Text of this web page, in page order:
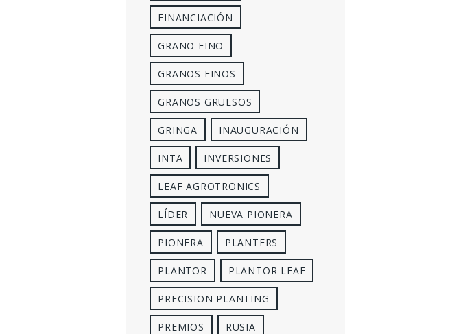
FINANCIACIÓN
GRANO FINO
GRANOS FINOS
GRANOS GRUESOS
GRINGA INAUGURACIÓN
INTA INVERSIONES
LEAF AGROTRONICS
LÍDER NUEVA PIONERA
PIONERA PLANTERS
PLANTOR PLANTOR LEAF
PRECISION PLANTING
PREMIOS RUSIA